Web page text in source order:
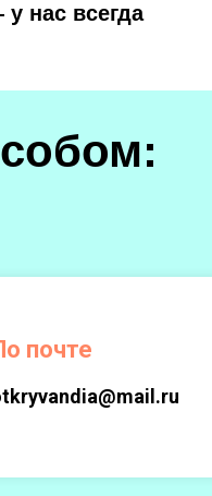
нас всегда
почте